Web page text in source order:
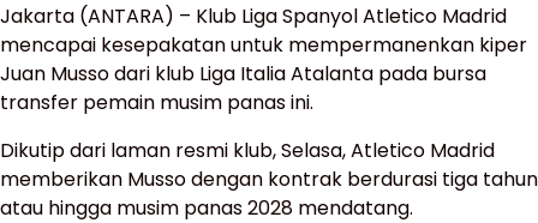
Jakarta (ANTARA) – Klub Liga Spanyol Atletico Madrid
mencapai kesepakatan untuk mempermanenkan kiper
Juan Musso dari klub Liga Italia Atalanta pada bursa
transfer pemain musim panas ini.
Dikutip dari laman resmi klub, Selasa, Atletico Madrid
memberikan Musso dengan kontrak berdurasi tiga tahun
atau hingga musim panas 2028 mendatang.